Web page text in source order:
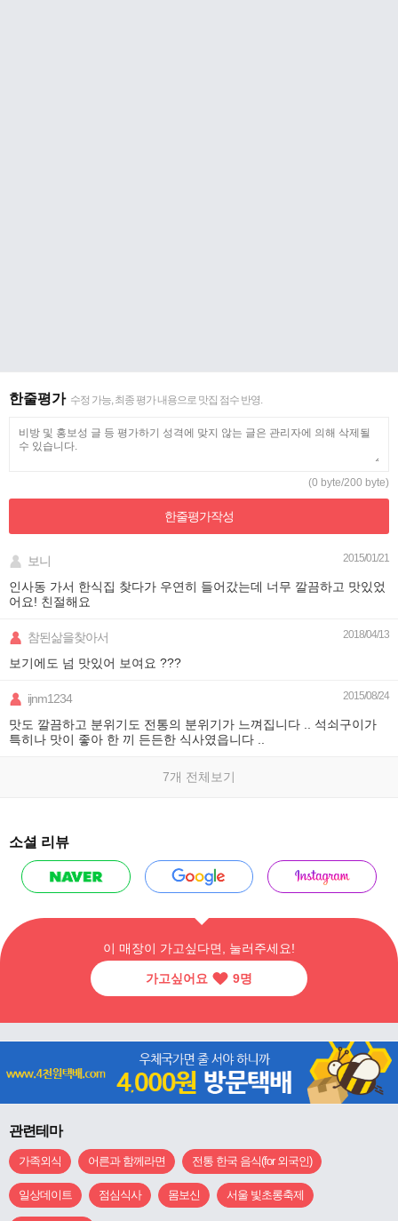
한줄평가 수정 가능, 최종 평가 내용으로 맛집 점수 반영.
(0 byte/200 byte)
한줄평가작성
보니 2015/01/21
인사동 가서 한식집 찾다가 우연히 들어갔는데 너무 깔끔하고 맛있었
어요! 친절해요
참된삶을찾아서 2018/04/13
보기에도 넘 맛있어 보여요 ???
ijnm1234 2015/08/24
맛도 깔끔하고 분위기도 전통의 분위기가 느껴집니다 .. 석쇠구이가
특히나 맛이 좋아 한 끼 든든한 식사였읍니다 ..
7개 전체보기
소셜 리뷰
이 매장이 가고싶다면, 눌러주세요!
가고싶어요 9명
관련테마
가족외식 어른과 함께라면 전통 한국 음식(for 외국인)
일상데이트 점심식사 몸보신 서울 빛초롱축제